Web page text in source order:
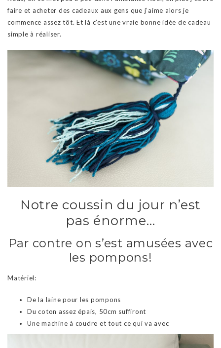
faire et acheter des cadeaux aux gens que j’aime alors je
commence assez tôt. Et là c’est une vraie bonne idée de cadeau
simple à réaliser.
Notre coussin du jour n’est
pas énorme…
Par contre on s’est amusées avec
les pompons!
Matériel:
De la laine pour les pompons
Du coton assez épais, 50cm suffiront
Une machine à coudre et tout ce qui va avec